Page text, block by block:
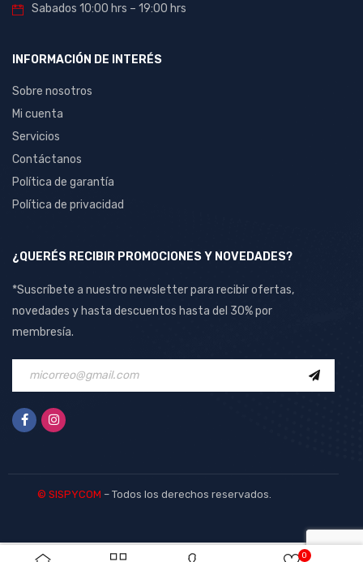
0
Sabados 10:00 hrs – 19:00 hrs
INFORMACIÓN DE INTERÉS
Sobre nosotros
Mi cuenta
Servicios
Contáctanos
Política de garantía
Política de privacidad
¿QUERÉS RECIBIR PROMOCIONES Y NOVEDADES?
*Suscríbete a nuestro newsletter para recibir ofertas,
novedades y hasta descuentos hasta del 30% por
membresía.
© SISPYCOM – Todos los derechos reservados.